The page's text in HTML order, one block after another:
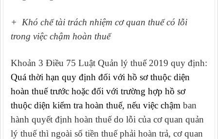
+ Khó chế tài trách nhiệm cơ quan thuế có lỗi
trong việc chậm hoàn thuế
Khoản 3 Điều 75 Luật Quản lý thuế 2019 quy định:
Quá thời hạn quy định đối với hồ sơ thuộc diện
hoàn thuế trước hoặc đối với trường hợp hồ sơ
thuộc diện kiểm tra hoàn thuế, nếu việc chậm ban
hành quyết định hoàn thuế do lỗi của cơ quan quản
lý thuế thì ngoài số tiền thuế phải hoàn trả, cơ quan